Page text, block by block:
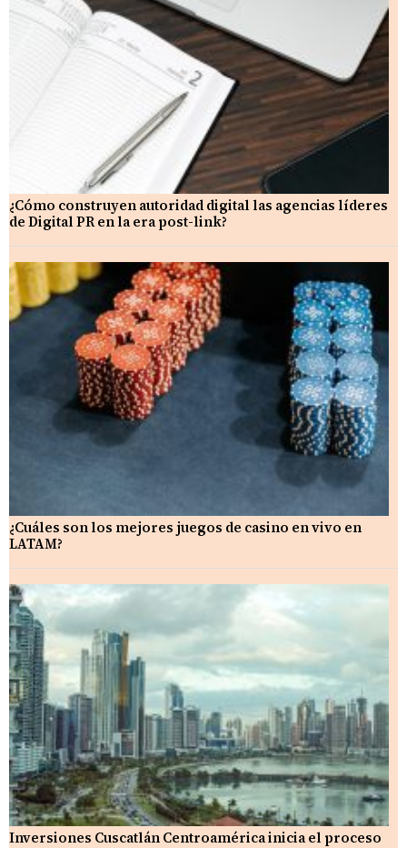
¿Cómo construyen autoridad digital las agencias líderes
de Digital PR en la era post-link?
¿Cuáles son los mejores juegos de casino en vivo en
LATAM?
Inversiones Cuscatlán Centroamérica inicia el proceso